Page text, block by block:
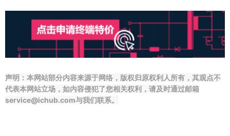
声明：本网站部分内容来源于网络，版权归原权利人所有，其观点不
代表本网站立场，如内容侵犯了您相关权利，请及时通过邮箱
service@ichub.com与我们联系。